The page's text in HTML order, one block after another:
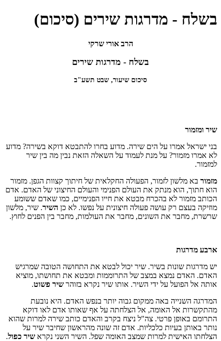
בשלח - מדרגות שירים (סיכום)
הרב אורי שרקי
בשלח - מדרגות שירים
סיכום שיעור, שבט תשע"ב
שיר ומזמור
בני ישראל אמרו על הים שירה. מדוע בחרו להתבטא דוקא בשירה? מדוע
לא אמרו מזמור? על מנת לעמוד על השאלה הזאת נבין מה בין שיר
למזמור.
מזמור בא מלשון לזמור, הפעולה החקלאית של חיתוך קצוות הגפן. מזמור
הוא חתוך, הוא מנתק את העולם הפנימי והעולם החיצוני של האדם. אדם
הכותב מזמור לא בהכרח מבטא את חייו הפנימיים, כמו שאדם ששומע
מוזיקה בעצם רק עושה פעולה חיצונית על נפשו. לא כן השיר. שיר, מלשון
שרשרת, מחבר את השונים, מחבר את העולמות, מחבר בין הפנים לחוץ.
ארבע מדרגות
יש מדרגות שונות בשיר. שיר יכול לבטא את התחושה הטובה שמרגיש
האדם. האדם נמצא במצב של התרוממות ומבטא את תחושתו, מוציא
אותה אל הפועל על ידי השיר. אותו שיר נקרא בזוהר שיר פשוט.
המדרגה השנייה באה ממקום גבוה יותר בנפש האדם. היא נובעת
מהתקשרות אל האומה, אל הצלחתה על אף שאותו אדם לאו דוקא
התרומם באופן פרטי. צה"ל ניצח בקרב והאדם כותב שירה למרות שהוא
נותר באותן בעיות כלכליות. אדם זה שונה מהראשון שחיבר שיר על
הצלחתו האישית למרות שמצב האומה שפל. השיר השני נקרא שיר כפול.